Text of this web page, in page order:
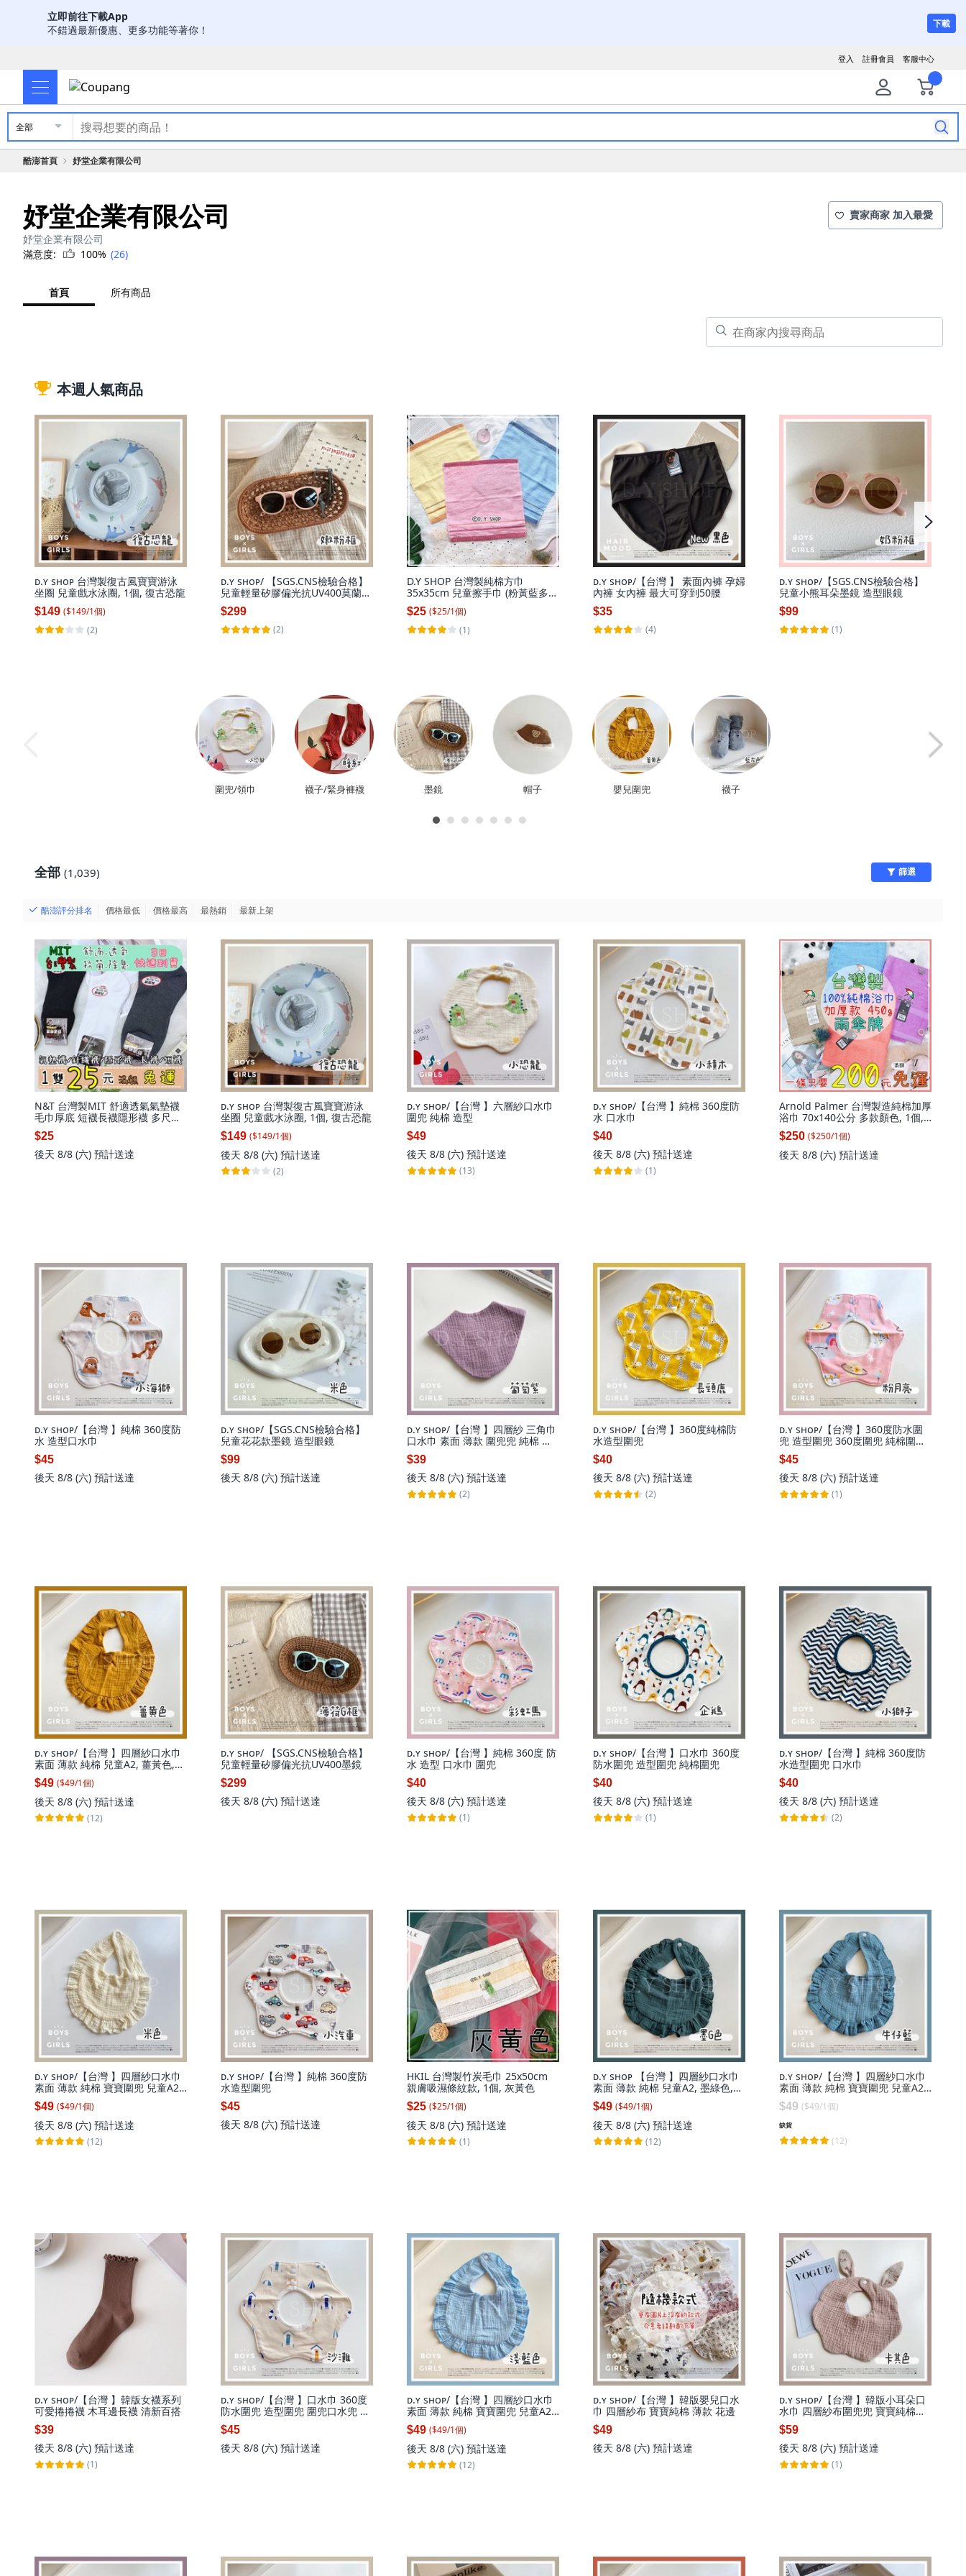
立即前往下載App
不錯過最新優惠、更多功能等著你！
下載
客服中心
註冊會員
登入
全部
酷澎首頁 妤堂企業有限公司
妤堂企業有限公司
妤堂企業有限公司
滿意度:
100% (26)
賣家商家 加入最愛
首頁 所有商品
本週人氣商品
ᴅ.ʏ sʜᴏᴘ 台灣製復古風寶寶游泳
坐圈 兒童戲水泳圈, 1個, 復古恐龍
$149 ($149/1個)
(2)
ᴅ.ʏ sʜᴏᴘ/ 【SGS.CNS檢驗合格】
兒童輕量矽膠偏光抗UV400莫蘭迪
色墨鏡 寶寶墨鏡 兒童墨鏡
$299
(2)
D.Y SHOP 台灣製純棉方巾
35x35cm 兒童擦手巾 (粉黃藍多色
可選), 不挑色(圖樣顏色隨機，會有
其他顏色), 1個
$25 ($25/1個)
(1)
ᴅ.ʏ sʜᴏᴘ/【台灣 】 素面內褲 孕婦
內褲 女內褲 最大可穿到50腰
$35
(4)
ᴅ.ʏ sʜᴏᴘ/【SGS.CNS檢驗合格】
兒童小熊耳朵墨鏡 造型眼鏡
$99
(1)
圍兜/領巾 襪子/緊身褲襪 墨鏡 帽子 嬰兒圍兜 襪子
全部 (1,039) 篩選
酷澎評分排名 價格最低 價格最高 最熱銷 最新上架
N&T 台灣製MIT 舒適透氣氣墊襪
毛巾厚底 短襪長襪隱形襪 多尺寸
選擇
$25
後天 8/8 (六) 預計送達
ᴅ.ʏ sʜᴏᴘ 台灣製復古風寶寶游泳
坐圈 兒童戲水泳圈, 1個, 復古恐龍
$149 ($149/1個)
後天 8/8 (六) 預計送達
(2)
ᴅ.ʏ sʜᴏᴘ/【台灣 】六層紗口水巾
圍兜 純棉 造型
$49
後天 8/8 (六) 預計送達
(13)
ᴅ.ʏ sʜᴏᴘ/【台灣 】純棉 360度防
水 口水巾
$40
後天 8/8 (六) 預計送達
(1)
Arnold Palmer 台灣製造純棉加厚
浴巾 70x140公分 多款顏色, 1個,
藍色
$250 ($250/1個)
後天 8/8 (六) 預計送達
ᴅ.ʏ sʜᴏᴘ/【台灣 】純棉 360度防
水 造型口水巾
$45
後天 8/8 (六) 預計送達
ᴅ.ʏ sʜᴏᴘ/【SGS.CNS檢驗合格】
兒童花花款墨鏡 造型眼鏡
$99
後天 8/8 (六) 預計送達
ᴅ.ʏ sʜᴏᴘ/【台灣 】四層紗 三角巾
口水巾 素面 薄款 圍兜兜 純棉 寶
寶圍兜 嬰兒圍兜
$39
後天 8/8 (六) 預計送達
(2)
ᴅ.ʏ sʜᴏᴘ/【台灣 】360度純棉防
水造型圍兜
$40
後天 8/8 (六) 預計送達
(2)
ᴅ.ʏ sʜᴏᴘ/【台灣 】360度防水圍
兜 造型圍兜 360度圍兜 純棉圍兜
純棉口水巾
$45
後天 8/8 (六) 預計送達
(1)
ᴅ.ʏ sʜᴏᴘ/【台灣 】四層紗口水巾
素面 薄款 純棉 兒童A2, 薑黃色,單
一尺寸(請參考圖片), 1個
$49 ($49/1個)
後天 8/8 (六) 預計送達
(12)
ᴅ.ʏ sʜᴏᴘ/ 【SGS.CNS檢驗合格】
兒童輕量矽膠偏光抗UV400墨鏡
$299
後天 8/8 (六) 預計送達
ᴅ.ʏ sʜᴏᴘ/【台灣 】純棉 360度 防
水 造型 口水巾 圍兜
$40
後天 8/8 (六) 預計送達
(1)
ᴅ.ʏ sʜᴏᴘ/【台灣 】口水巾 360度
防水圍兜 造型圍兜 純棉圍兜
$40
後天 8/8 (六) 預計送達
(1)
ᴅ.ʏ sʜᴏᴘ/【台灣 】純棉 360度防
水造型圍兜 口水巾
$40
後天 8/8 (六) 預計送達
(2)
ᴅ.ʏ sʜᴏᴘ/【台灣 】四層紗口水巾
素面 薄款 純棉 寶寶圍兜 兒童A2,
米色,單一尺寸(請參考圖片), 1個
$49 ($49/1個)
後天 8/8 (六) 預計送達
(12)
ᴅ.ʏ sʜᴏᴘ/【台灣 】純棉 360度防
水造型圍兜
$45
後天 8/8 (六) 預計送達
HKIL 台灣製竹炭毛巾 25x50cm
親膚吸濕條紋款, 1個, 灰黃色
$25 ($25/1個)
後天 8/8 (六) 預計送達
(1)
ᴅ.ʏ sʜᴏᴘ 【台灣 】四層紗口水巾
素面 薄款 純棉 兒童A2, 墨綠色,單
一尺寸(請參考圖片), 1個
$49 ($49/1個)
後天 8/8 (六) 預計送達
(12)
ᴅ.ʏ sʜᴏᴘ/【台灣 】四層紗口水巾
素面 薄款 純棉 寶寶圍兜 兒童A2,
牛仔藍,單一尺寸(請參考圖片), 1個
$49 ($49/1個)
缺貨
(12)
ᴅ.ʏ sʜᴏᴘ/【台灣 】韓版女襪系列
可愛捲捲襪 木耳邊長襪 清新百搭
$39
後天 8/8 (六) 預計送達
(1)
ᴅ.ʏ sʜᴏᴘ/【台灣 】口水巾 360度
防水圍兜 造型圍兜 圍兜口水兜 純
棉圍兜 純棉口水巾 防水圍兜
$45
後天 8/8 (六) 預計送達
ᴅ.ʏ sʜᴏᴘ/【台灣 】四層紗口水巾
素面 薄款 純棉 寶寶圍兜 兒童A2,
淺藍色,單一尺寸(請參考圖片), 1個
$49 ($49/1個)
後天 8/8 (六) 預計送達
(12)
ᴅ.ʏ sʜᴏᴘ/【台灣 】韓版嬰兒口水
巾 四層紗布 寶寶純棉 薄款 花邊
$49
後天 8/8 (六) 預計送達
ᴅ.ʏ sʜᴏᴘ/【台灣 】韓版小耳朵口
水巾 四層紗布圍兜兜 寶寶純棉印
花紗布花邊圍兜
$59
後天 8/8 (六) 預計送達
(1)